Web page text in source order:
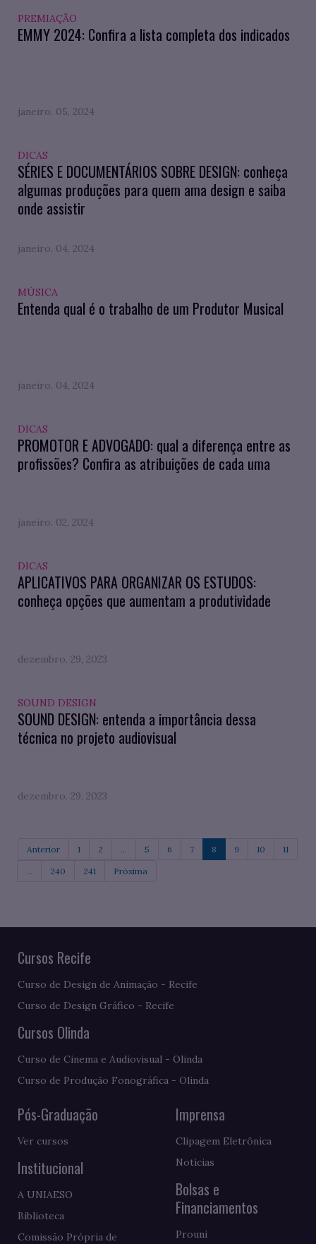
PREMIAÇÃO
EMMY 2024: Confira a lista completa dos indicados
janeiro. 05, 2024
DICAS
SÉRIES E DOCUMENTÁRIOS SOBRE DESIGN: conheça
algumas produções para quem ama design e saiba
onde assistir
janeiro. 04, 2024
MÚSICA
Entenda qual é o trabalho de um Produtor Musical
janeiro. 04, 2024
DICAS
PROMOTOR E ADVOGADO: qual a diferença entre as
profissões? Confira as atribuições de cada uma
janeiro. 02, 2024
DICAS
APLICATIVOS PARA ORGANIZAR OS ESTUDOS:
conheça opções que aumentam a produtividade
dezembro. 29, 2023
SOUND DESIGN
SOUND DESIGN: entenda a importância dessa
técnica no projeto audiovisual
dezembro. 29, 2023
Anterior 1 2 ... 5 6 7 8 9 10 11
... 240 241 Próxima
Cursos Recife
Curso de Design de Animação - Recife
Curso de Design Gráfico - Recife
Cursos Olinda
Curso de Cinema e Audiovisual - Olinda
Curso de Produção Fonográfica - Olinda
Pós-Graduação
Ver cursos
Institucional
A UNIAESO
Biblioteca
Comissão Própria de
Imprensa
Clipagem Eletrônica
Notícias
Bolsas e
Financiamentos
Prouni